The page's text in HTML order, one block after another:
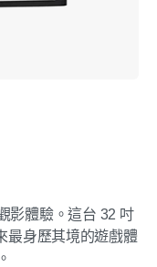
影體驗。這台 32 吋
最身歷其境的遊戲體